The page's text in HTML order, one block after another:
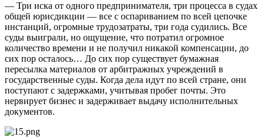
— Три иска от одного предпринимателя, три процесса в судах
общей юрисдикции — все с оспариванием по всей цепочке
инстанций, огромные трудозатраты, три года судились. Все
суды выиграли, но ощущение, что потратил огромное
количество времени и не получил никакой компенсации, до
сих пор осталось… До сих пор существует бумажная
пересылка материалов от арбитражных учреждений в
государственные суды. Когда дела идут по всей стране, они
поступают с задержками, учитывая пробег почты. Это
нервирует бизнес и задерживает выдачу исполнительных
документов.